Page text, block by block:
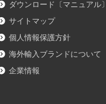
ダウンロード〔マニュアル〕
サイトマップ
個人情報保護方針
海外輸入ブランドについて
企業情報